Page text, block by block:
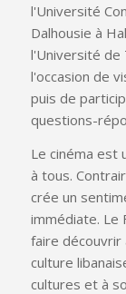
l'Université
Dalhousie à
l'Université de
l'occasion de
puis de
questions-
Le cinéma est
à tous.
crée un
immédiate. Le
faire découvrir
culture
cultures et à